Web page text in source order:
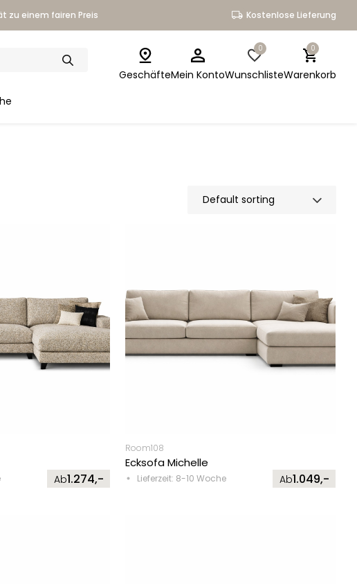
zu einem fairen Preis Kostenlose Lieferung
GeschäfteMein Konto
0
Wunschliste
0
Warenkorb
Ab1.274,-
Room108
Ecksofa Michelle
Lieferzeit: 8-10 Woche Ab1.049,-